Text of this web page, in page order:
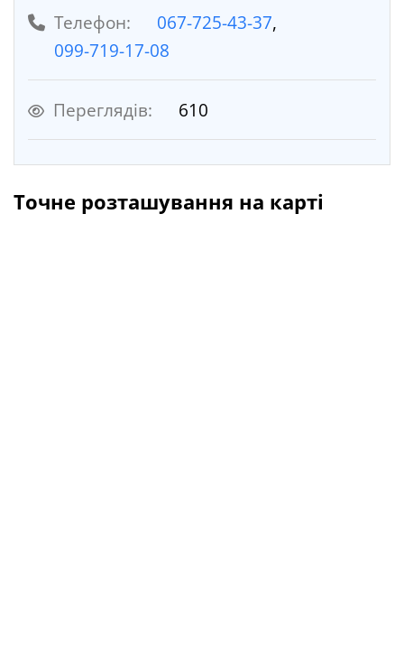
Телефон: 067-725-43-37,
099-719-17-08
Переглядів: 610
Точне розташування на карті